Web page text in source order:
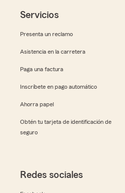
Servicios
Presenta un reclamo
Asistencia en la carretera
Paga una factura
Inscríbete en pago automático
Ahorra papel
Obtén tu tarjeta de identificación de
seguro
Redes sociales